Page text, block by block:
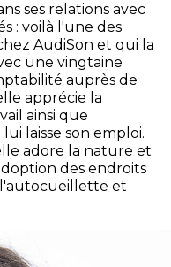
ses relations avec
: voilà l'une des
AudiSon et qui la
une vingtaine
auprès de
apprécie la
ainsi que
laisse son emploi.
adore la nature et
des endroits
et